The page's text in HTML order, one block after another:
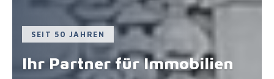
SEIT 50 JAHREN
Ihr Partner für Immobilien